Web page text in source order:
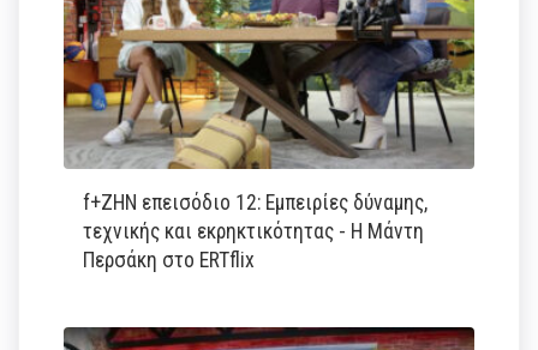
f+ΖΗΝ επεισόδιο 12: Εμπειρίες δύναμης,
τεχνικής και εκρηκτικότητας - Η Μάντη
Περσάκη στο ERTflix